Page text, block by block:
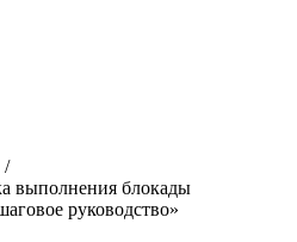
/
выполнения блокады
руководство»